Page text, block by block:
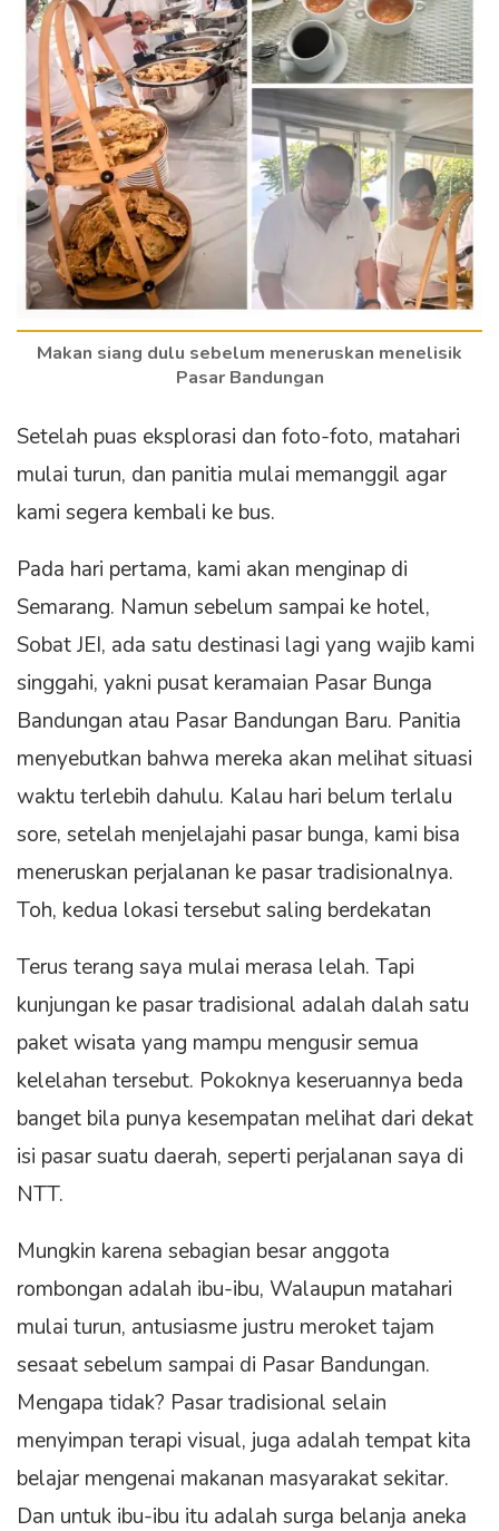
Makan siang dulu sebelum meneruskan menelisik
Pasar Bandungan
Setelah puas eksplorasi dan foto-foto, matahari
mulai turun, dan panitia mulai memanggil agar
kami segera kembali ke bus.
Pada hari pertama, kami akan menginap di
Semarang. Namun sebelum sampai ke hotel,
Sobat JEI, ada satu destinasi lagi yang wajib kami
singgahi, yakni pusat keramaian Pasar Bunga
Bandungan atau Pasar Bandungan Baru. Panitia
menyebutkan bahwa mereka akan melihat situasi
waktu terlebih dahulu. Kalau hari belum terlalu
sore, setelah menjelajahi pasar bunga, kami bisa
meneruskan perjalanan ke pasar tradisionalnya.
Toh, kedua lokasi tersebut saling berdekatan
Terus terang saya mulai merasa lelah. Tapi
kunjungan ke pasar tradisional adalah dalah satu
paket wisata yang mampu mengusir semua
kelelahan tersebut. Pokoknya keseruannya beda
banget bila punya kesempatan melihat dari dekat
isi pasar suatu daerah, seperti perjalanan saya di
NTT.
Mungkin karena sebagian besar anggota
rombongan adalah ibu-ibu, Walaupun matahari
mulai turun, antusiasme justru meroket tajam
sesaat sebelum sampai di Pasar Bandungan.
Mengapa tidak? Pasar tradisional selain
menyimpan terapi visual, juga adalah tempat kita
belajar mengenai makanan masyarakat sekitar.
Dan untuk ibu-ibu itu adalah surga belanja aneka